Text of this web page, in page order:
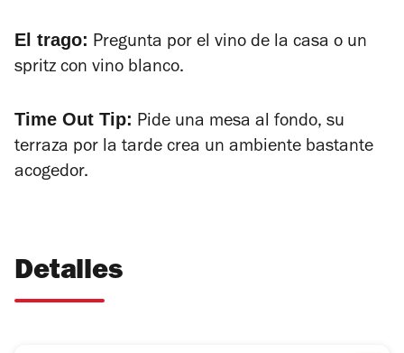
El trago: Pregunta por el vino de la casa o un
spritz con vino blanco.
Time Out Tip: Pide una mesa al fondo, su
terraza por la tarde crea un ambiente bastante
acogedor.
Detalles